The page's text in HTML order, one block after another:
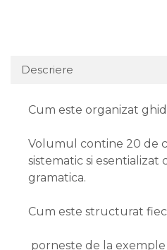
Descriere
Cum este organizat
Volumul contine 20 de
sistematic si esentializat
gramatica.
Cum este structurat
porneste de la